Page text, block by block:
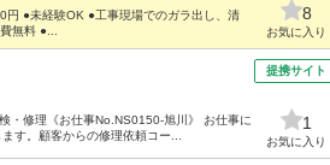
●未経験OK ●工事現場でのガラ出し、清
無料 ●...
8
お気に入り
・修理《お仕事No.NS0150-旭川》 お仕事に
す。顧客からの修理依頼コー...
提携サイト
1
お気に入り